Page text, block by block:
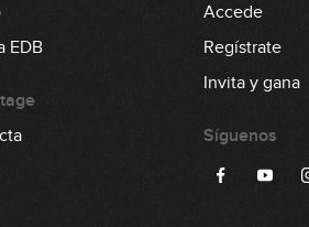
EDB
Accede
Regístrate
Invita y gana
Síguenos